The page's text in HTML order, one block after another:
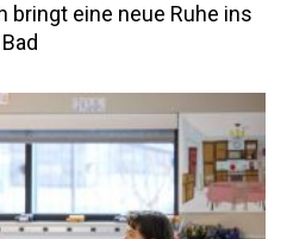
bringt eine neue Ruhe ins
Bad